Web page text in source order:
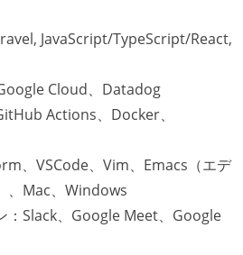
JavaScript/TypeScript/React,
Cloud、Datadog
Actions、Docker、
、VSCode、Vim、Emacs（エデ
、Mac、Windows
：Slack、Google Meet、Google